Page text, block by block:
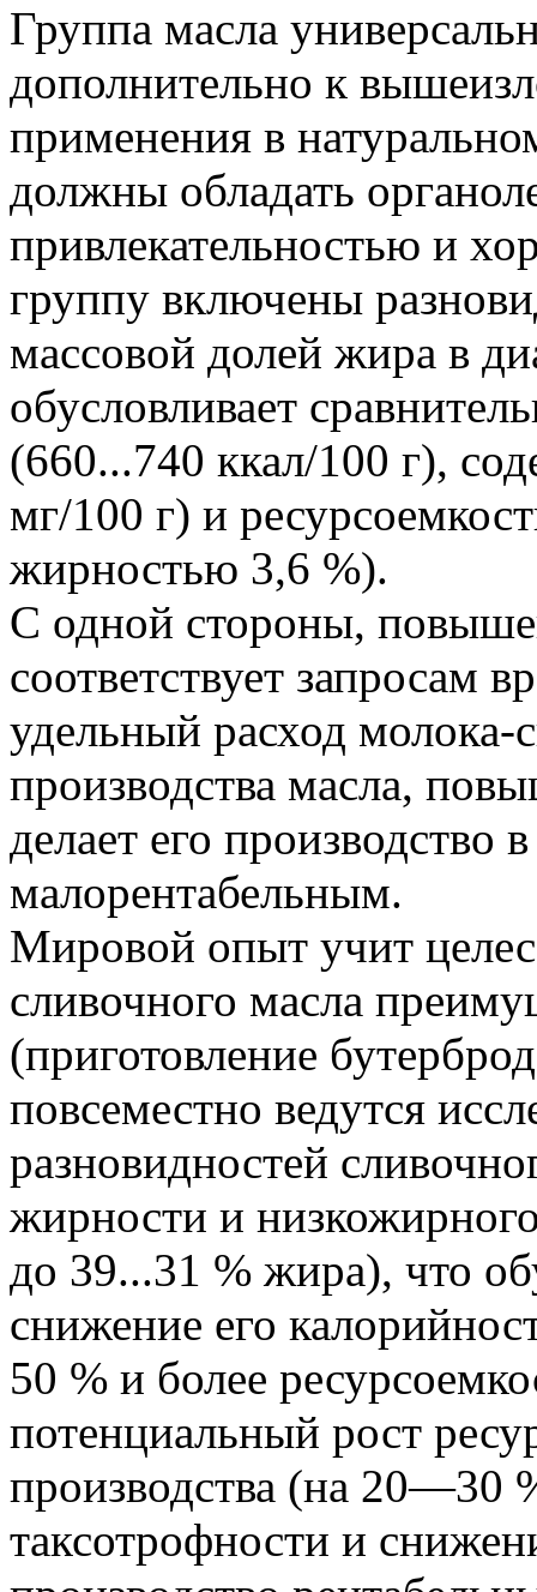
Группa масла
дополнительно к
применения в
должны обладать
привлекательностью и
группу включены
массовой долей жира в
обусловливает
(660...740 ккал/100 г),
мг/100 г) и
жирностью 3,6 %).
С одной стороны,
соответствует запросам
удельный расход молока-
производства масла,
делает его
малорентабельным.
Мировой опыт учит
сливочного масла
(приготовление
повсеместно ведутся
разновидностей
жирности и
до 39...31 % жира), что
снижение его
50 % и более
потенциальный рост
производства (на 20—30
таксотрофности и